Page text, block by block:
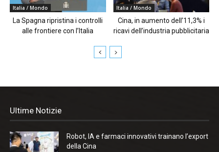
Italia / Mondo
La Spagna ripristina i controlli
alle frontiere con l’Italia
Italia / Mondo
Cina, in aumento dell’11,3% i
ricavi dell’industria pubblicitaria
Ultime Notizie
Robot, IA e farmaci innovativi trainano l’export
della Cina